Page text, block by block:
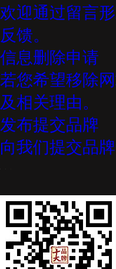
欢迎通过留言
反馈。
信息删除申请
若您希望移除
及相关理由。
发布提交品牌
向我们提交品